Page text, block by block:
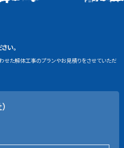
い。
た解体工事のプランやお見積りをさせていただ